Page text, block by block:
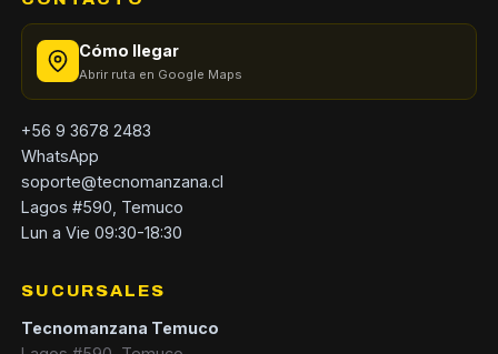
Cómo llegar
Abrir ruta en Google Maps
+56 9 3678 2483
WhatsApp
soporte@tecnomanzana.cl
Lagos #590, Temuco
Lun a Vie 09:30-18:30
SUCURSALES
Tecnomanzana Temuco